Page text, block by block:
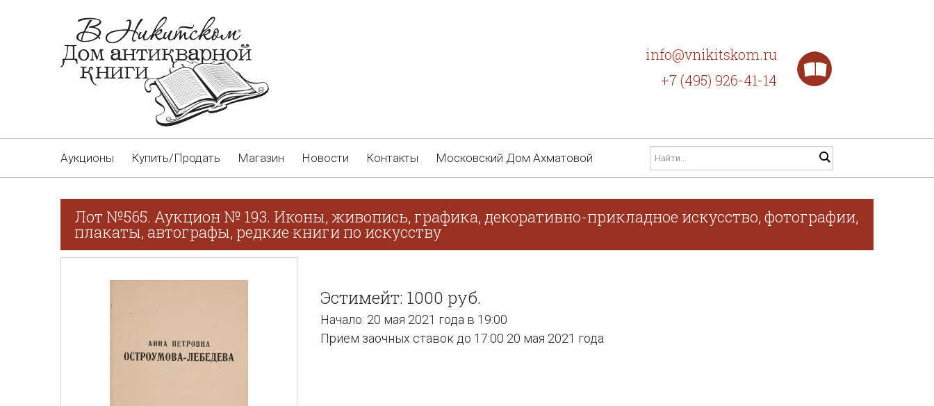
info@vnikitskom.ru
+7 (495) 926-41-14
Аукционы Купить/Продать Магазин Новости Контакты Московский Дом Ахматовой
Лот №565. Аукцион № 193. Иконы, живопись, графика, декоративно-прикладное искусство, фотографии,
плакаты, автографы, редкие книги по искусству
Эстимейт: 1000 руб.
Начало: 20 мая 2021 года в 19:00
Прием заочных ставок до 17:00 20 мая 2021 года